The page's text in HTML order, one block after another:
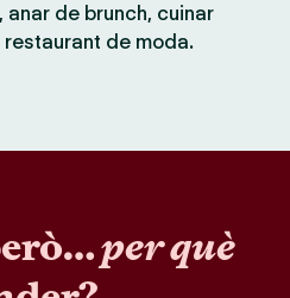
de brunch, cuinar
restaurant de moda.
per què